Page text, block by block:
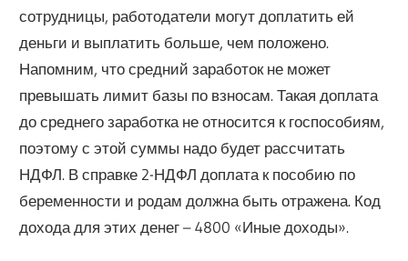
сотрудницы, работодатели могут доплатить ей
деньги и выплатить больше, чем положено.
Напомним, что средний заработок не может
превышать лимит базы по взносам. Такая доплата
до среднего заработка не относится к госпособиям,
поэтому с этой суммы надо будет рассчитать
НДФЛ. В справке 2-НДФЛ доплата к пособию по
беременности и родам должна быть отражена. Код
дохода для этих денег – 4800 «Иные доходы».